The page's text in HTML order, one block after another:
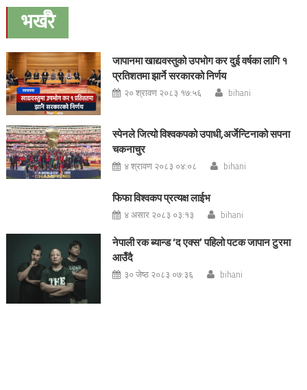
navigation
भर्खरै
जापानमा खाद्यवस्तुको उपभोग कर दुई वर्षका लागि १
प्रतिशतमा झार्ने सरकारको निर्णय
२० श्रावण २०८३ १७:५६ bihani
स्पेनले जित्यो विश्वकपको उपाधी,अर्जेन्टिनाको सपना
चकनाचुर
४ श्रावण २०८३ ०४:०८ bihani
फिफा विश्वकप प्रत्यक्ष लाईभ
४ असार २०८३ ०३:१३ bihani
नेपाली रक ब्यान्ड ‘द एक्स’ पहिलो पटक जापान टुरमा
आउँदै
३० जेष्ठ २०८३ ०७:३६ bihani